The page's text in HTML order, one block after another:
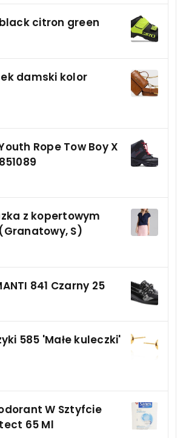
black citron green
damski kolor
Rope Tow Boy X
z kopertowym
S)
841 Czarny 25
585 'Małe kuleczki'
W Sztyfcie
65 Ml